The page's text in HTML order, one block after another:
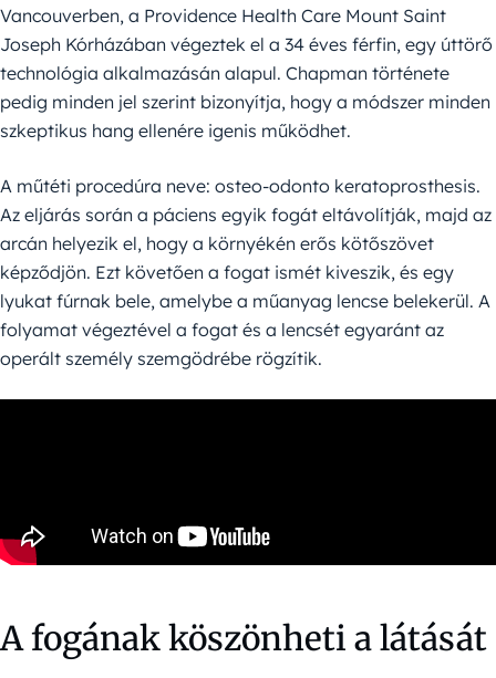
Vancouverben, a Providence Health Care Mount Saint
Joseph Kórházában végeztek el a 34 éves férfin, egy úttörő
technológia alkalmazásán alapul. Chapman története
pedig minden jel szerint bizonyítja, hogy a módszer minden
szkeptikus hang ellenére igenis működhet.
A műtéti procedúra neve: osteo-odonto keratoprosthesis.
Az eljárás során a páciens egyik fogát eltávolítják, majd az
arcán helyezik el, hogy a környékén erős kötőszövet
képződjön. Ezt követően a fogat ismét kiveszik, és egy
lyukat fúrnak bele, amelybe a műanyag lencse belekerül. A
folyamat végeztével a fogat és a lencsét egyaránt az
operált személy szemgödrébe rögzítik.
A fogának köszönheti a látását